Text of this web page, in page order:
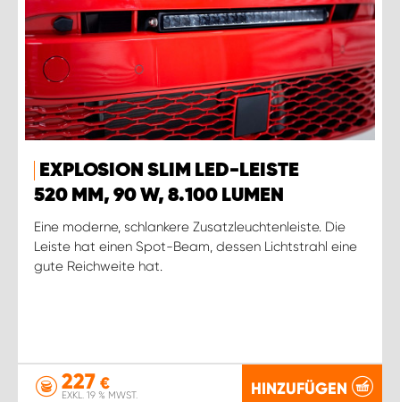
EXPLOSION SLIM LED-LEISTE
520 MM, 90 W, 8.100 LUMEN
Eine moderne, schlankere Zusatzleuchtenleiste. Die
Leiste hat einen Spot-Beam, dessen Lichtstrahl eine
gute Reichweite hat.
227 €
EXKL. 19 % MWST. HINZUFÜGEN